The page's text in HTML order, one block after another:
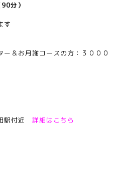
分）
す
＆お月謝コースの方：３０００
駅付近 詳細はこちら